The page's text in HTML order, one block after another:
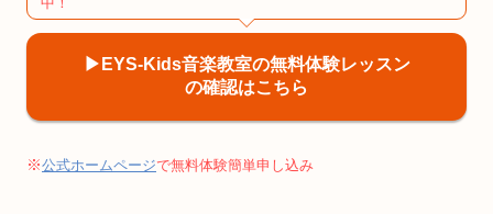
▶︎EYS-Kids音楽教室の無料体験レッスン
の確認はこちら
※公式ホームページで無料体験簡単申し込み